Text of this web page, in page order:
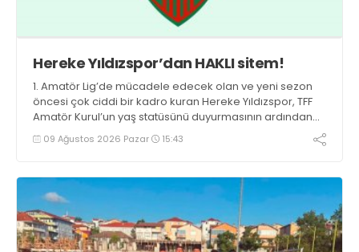
Hereke Yıldızspor’dan HAKLI sitem!
1. Amatör Lig’de mücadele edecek olan ve yeni sezon
öncesi çok ciddi bir kadro kuran Hereke Yıldızspor, TFF
Amatör Kurul’un yaş statüsünü duyurmasının ardından
büyük bir şok yaşadı.
09 Ağustos 2026 Pazar 15:43